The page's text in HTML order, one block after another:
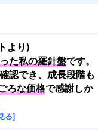
より)
た私の羅針盤です。
認でき、成長段階も
ろな価格で感謝しか
る]